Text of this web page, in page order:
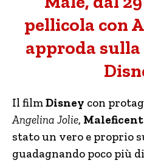
pellicola con
approda
Il filmDisney con
Angelina Jolie,
stato un vero e proprio
guadagnando poco più